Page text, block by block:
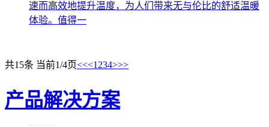
速而高效地提升温度，为人们带来无与伦比的舒适温暖
体验。值得一
共15条 当前1/4页<<<1 234>>>
产品解决方案